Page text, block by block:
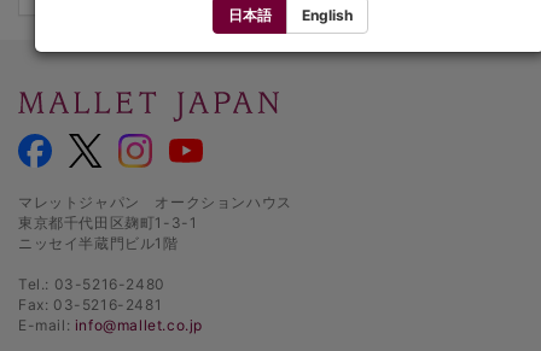
マレットジャパン オークションハウス
東京都千代田区麹町1-3-1
ニッセイ半蔵門ビル1階
Tel.: 03-5216-2480
Fax: 03-5216-2481
E-mail: info@mallet.co.jp
日本語 English